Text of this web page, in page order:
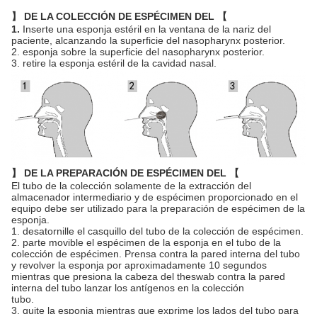
】 DE LA COLECCIÓN DE ESPÉCIMEN DEL 【
1. Inserte una esponja estéril en la ventana de la nariz del
paciente, alcanzando la superficie del nasopharynx posterior.
2. esponja sobre la superficie del nasopharynx posterior.
3. retire la esponja estéril de la cavidad nasal.
】 DE LA PREPARACIÓN DE ESPÉCIMEN DEL 【
El tubo de la colección solamente de la extracción del
almacenador intermediario y de espécimen proporcionado en el
equipo debe ser utilizado para la preparación de espécimen de la
esponja.
1. desatornille el casquillo del tubo de la colección de espécimen.
2. parte movible el espécimen de la esponja en el tubo de la
colección de espécimen. Prensa contra la pared interna del tubo
y revolver la esponja por aproximadamente 10 segundos
mientras que presiona la cabeza del theswab contra la pared
interna del tubo lanzar los antígenos en la colección
tubo.
3. quite la esponja mientras que exprime los lados del tubo para